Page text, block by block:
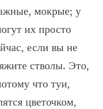
мокрые; у
их просто
если вы не
стволы. Это,
что туи,
цветочком,